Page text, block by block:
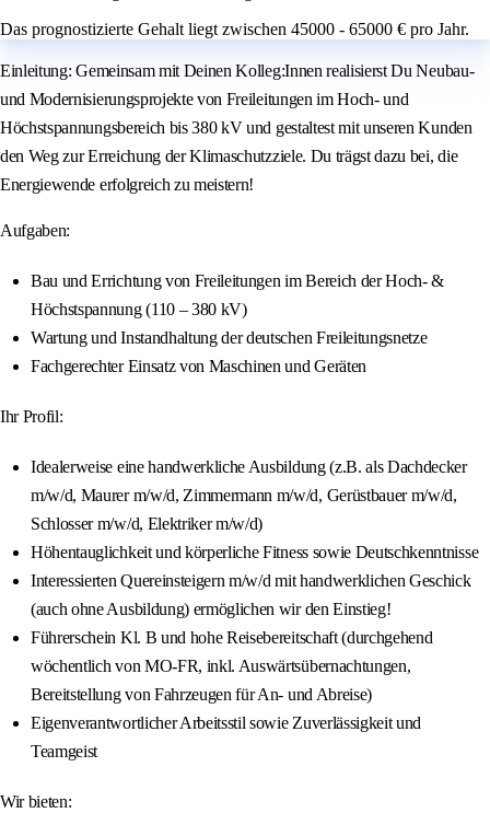
Das prognostizierte Gehalt liegt zwischen 45000 - 65000 € pro Jahr.
Einleitung: Gemeinsam mit Deinen Kolleg:Innen realisierst Du Neubau-
und Modernisierungsprojekte von Freileitungen im Hoch- und
Höchstspannungsbereich bis 380 kV und gestaltest mit unseren Kunden
den Weg zur Erreichung der Klimaschutzziele. Du trägst dazu bei, die
Energiewende erfolgreich zu meistern!
Aufgaben:
Bau und Errichtung von Freileitungen im Bereich der Hoch- &
Höchstspannung (110 – 380 kV)
Wartung und Instandhaltung der deutschen Freileitungsnetze
Fachgerechter Einsatz von Maschinen und Geräten
Ihr Profil:
Idealerweise eine handwerkliche Ausbildung (z.B. als Dachdecker
m/w/d, Maurer m/w/d, Zimmermann m/w/d, Gerüstbauer m/w/d,
Schlosser m/w/d, Elektriker m/w/d)
Höhentauglichkeit und körperliche Fitness sowie Deutschkenntnisse
Interessierten Quereinsteigern m/w/d mit handwerklichen Geschick
(auch ohne Ausbildung) ermöglichen wir den Einstieg!
Führerschein Kl. B und hohe Reisebereitschaft (durchgehend
wöchentlich von MO-FR, inkl. Auswärtsübernachtungen,
Bereitstellung von Fahrzeugen für An- und Abreise)
Eigenverantwortlicher Arbeitsstil sowie Zuverlässigkeit und
Teamgeist
Wir bieten: